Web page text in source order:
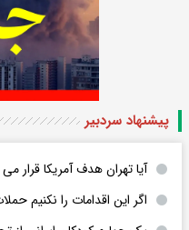
پیشنهاد سردبیر
آیا تهران هدف آمریکا قرار
اگر این اقدامات را نکنیم